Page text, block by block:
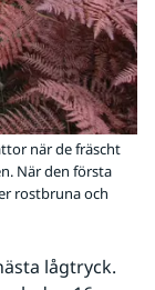
när de fräscht
När den första
rostbruna och
lågtryck.